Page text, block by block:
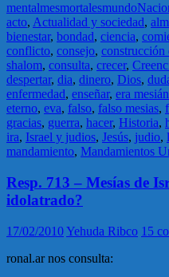
mentalmesmortalesmundo
acto, Actualidad y sociedad,
bienestar, bondad, ciencia,
conflicto, consejo, construcción
shalom, consulta, crecer,
despertar, dia, dinero, Dios,
enfermedad, enseñar, era
eterno, eva, falso, falso mesias,
gracias, guerra, hacer, Historia,
ira, Israel y judios, Jesús, judio,
mandamiento, Mandamientos
Resp. 713 – Mesías de
idolatrado?
17/02/2010Yehuda Ribco 15
ronal.ar nos consulta: